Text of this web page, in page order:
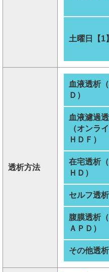
土曜日【1】
透析方法
血液透析
Ｄ）
血液濾過
（オンラ
ＨＤＦ）
在宅透析
ＨＤ）
セルフ透析
腹膜透析
ＡＰＤ）
その他透析